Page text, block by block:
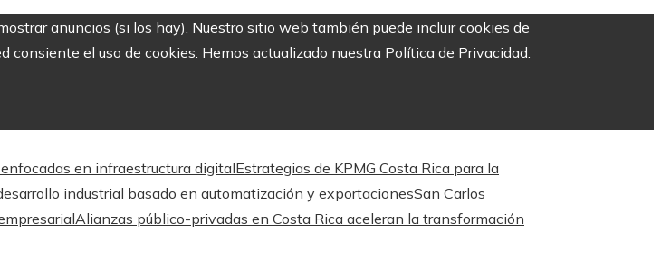
anuncios (si los hay). Nuestro sitio web también puede incluir cookies de
consiente el uso de cookies. Hemos actualizado nuestra Política de Privacidad.
en infraestructura digitalEstrategias de KPMG Costa Rica para la
industrial basado en automatización y exportacionesSan Carlos
Alianzas público-privadas en Costa Rica aceleran la transformación